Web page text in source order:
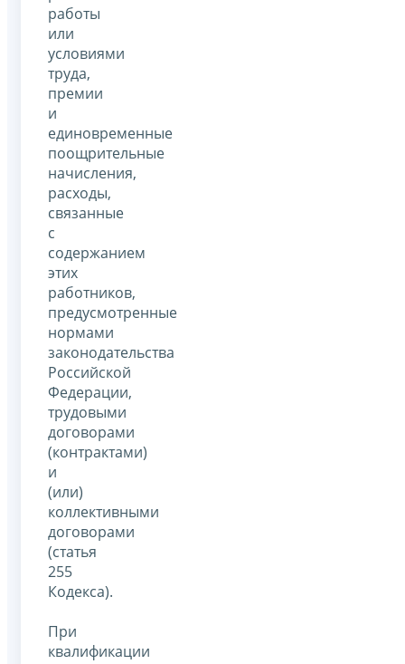
работы
или
условиями
труда,
премии
и
единовременные
поощрительные
начисления,
расходы,
связанные
с
содержанием
этих
работников,
предусмотренные
нормами
законодательства
Российской
Федерации,
трудовыми
договорами
(контрактами)
и
(или)
коллективными
договорами
(статья
255
Кодекса).
При
квалификации